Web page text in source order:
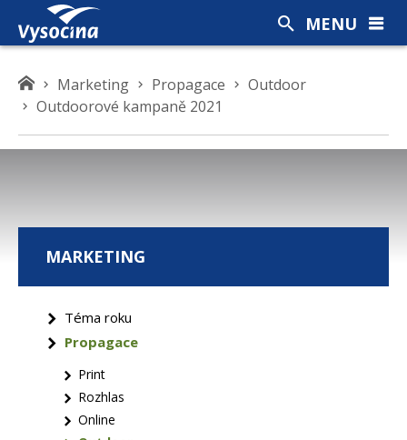
K
d
s
Marketing Propagace
Outdoor
Outdoorové kampaně 2021
MARKETING
Téma roku
Propagace
Print
Rozhlas
Online
MENU